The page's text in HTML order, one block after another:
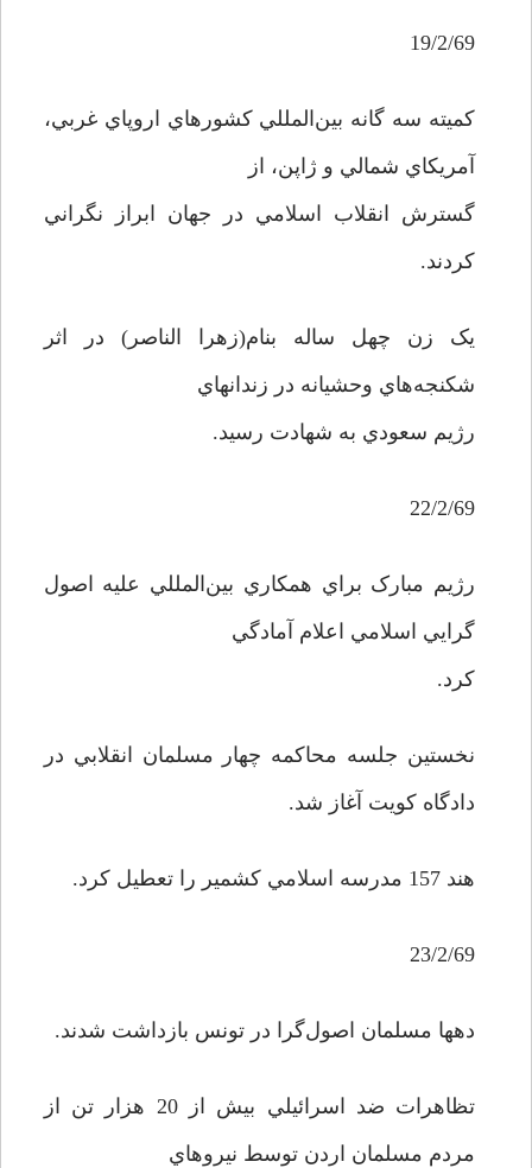
19/2/69
کميته سه گانه بين‌المللي کشورهاي اروپاي غربي،
آمريکاي شمالي و ژاپن، از
گسترش انقلاب اسلامي در جهان ابراز نگراني
کردند.
يک زن چهل ساله بنام(زهرا الناصر) در اثر
شکنجه‌هاي وحشيانه در زندانهاي
رژيم سعودي به شهادت رسيد.
22/2/69
رژيم مبارک براي همکاري بين‌المللي عليه اصول
گرايي اسلامي اعلام آمادگي
کرد.
نخستين جلسه محاکمه چهار مسلمان انقلابي در
دادگاه کويت آغاز شد.
هند 157 مدرسه اسلامي کشمير را تعطيل کرد.
23/2/69
دهها مسلمان اصول‌گرا در تونس بازداشت شدند.
تظاهرات ضد اسرائيلي بيش از 20 هزار تن از
مردم مسلمان اردن توسط نيروهاي